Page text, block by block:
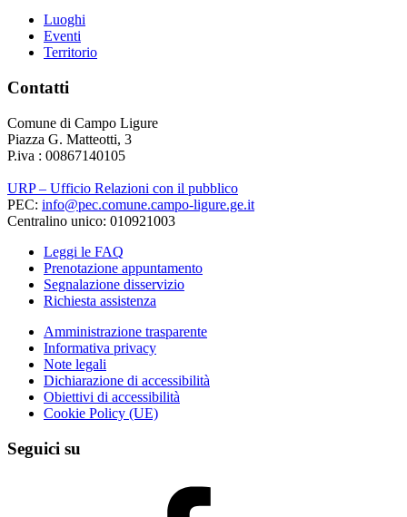
Luoghi
Eventi
Territorio
Contatti
Comune di Campo Ligure
Piazza G. Matteotti, 3
P.iva : 00867140105
URP – Ufficio Relazioni con il pubblico
PEC: info@pec.comune.campo-ligure.ge.it
Centralino unico: 010921003
Leggi le FAQ
Prenotazione appuntamento
Segnalazione disservizio
Richiesta assistenza
Amministrazione trasparente
Informativa privacy
Note legali
Dichiarazione di accessibilità
Obiettivi di accessibilità
Cookie Policy (UE)
Seguici su